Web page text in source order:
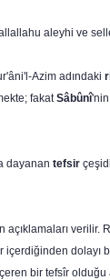
aleyhi ve
Azim adındaki
fakatSâbûnî
dayanan tefsir
dolayı
bir tefsîr